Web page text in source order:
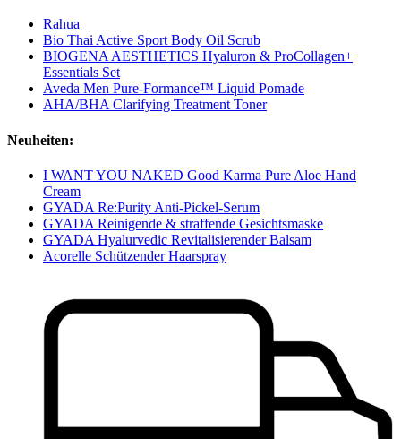
Rahua
Bio Thai Active Sport Body Oil Scrub
BIOGENA AESTHETICS Hyaluron & ProCollagen+
Essentials Set
Aveda Men Pure-Formance™ Liquid Pomade
AHA/BHA Clarifying Treatment Toner
Neuheiten:
I WANT YOU NAKED Good Karma Pure Aloe Hand
Cream
GYADA Re:Purity Anti-Pickel-Serum
GYADA Reinigende & straffende Gesichtsmaske
GYADA Hyalurvedic Revitalisierender Balsam
Acorelle Schützender Haarspray